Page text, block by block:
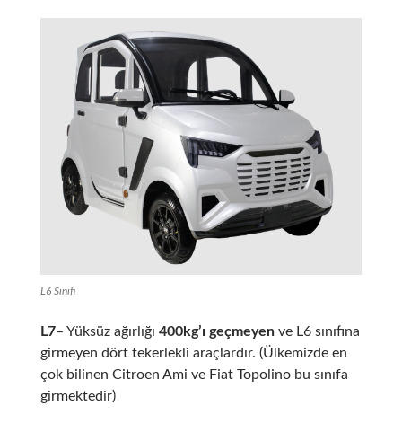
L6 Sınıfı
L7– Yüksüz ağırlığı 400kg’ı geçmeyenve L6 sınıfına
girmeyen dört tekerlekli araçlardır. (Ülkemizde en
çok bilinen Citroen Ami ve Fiat Topolino bu sınıfa
girmektedir)